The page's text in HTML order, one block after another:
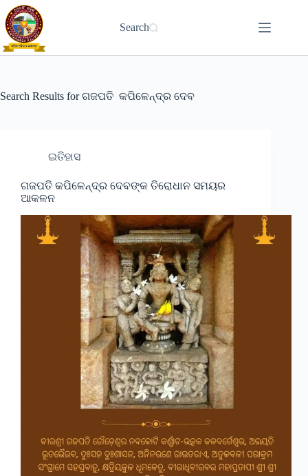
Skip
to
content
Search
Search Results for ଗଜପତି କପିଳେନ୍ଦ୍ର ଦେବ
ଇତିହାସ
ଗଜପତି କପିଳେନ୍ଦ୍ର ଦେବଙ୍କ ତିରୋଧାନ ସମୟର
ଆକଳନ